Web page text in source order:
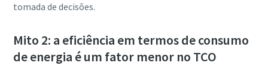
tomada de decisões.
Mito 2: a eficiência em termos de consumo
de energia é um fator menor no TCO